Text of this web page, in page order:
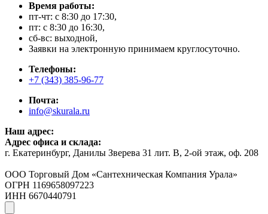
Время работы:
пт-чт: с 8:30 до 17:30,
пт: с 8:30 до 16:30,
сб-вс: выходной,
Заявки на электронную принимаем круглосуточно.
Телефоны:
+7 (343) 385-96-77
Почта:
info@skurala.ru
Наш адрес:
Адрес офиса и склада:
г. Екатеринбург, Данилы Зверева 31 лит. В, 2-ой этаж, оф. 208
ООО Торговый Дом «Сантехническая Компания Урала»
ОГРН 1169658097223
ИНН 6670440791